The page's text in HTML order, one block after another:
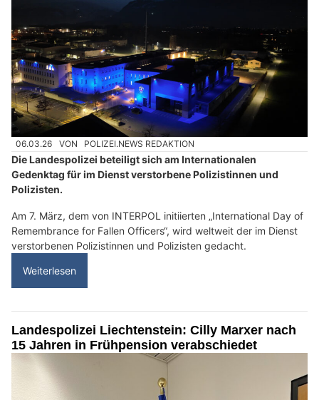
06.03.26 VON POLIZEI.NEWS REDAKTION
Die Landespolizei beteiligt sich am Internationalen
Gedenktag für im Dienst verstorbene Polizistinnen und
Polizisten.
Am 7. März, dem von INTERPOL initiierten „International Day of
Remembrance for Fallen Officers“, wird weltweit der im Dienst
verstorbenen Polizistinnen und Polizisten gedacht.
Weiterlesen
Landespolizei Liechtenstein: Cilly Marxer nach
15 Jahren in Frühpension verabschiedet